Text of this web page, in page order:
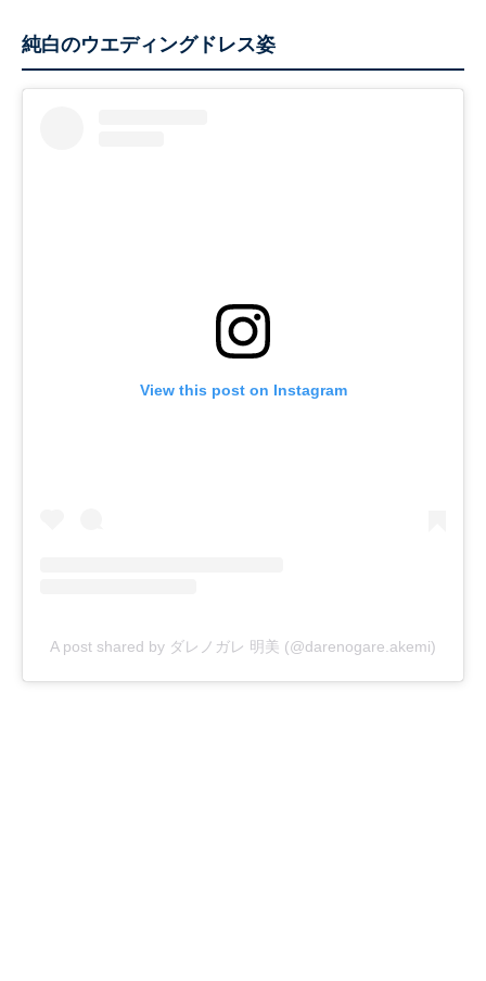
純白のウエディングドレス姿
View this post on Instagram
A post shared by ダレノガレ 明美 (@darenogare.akemi)